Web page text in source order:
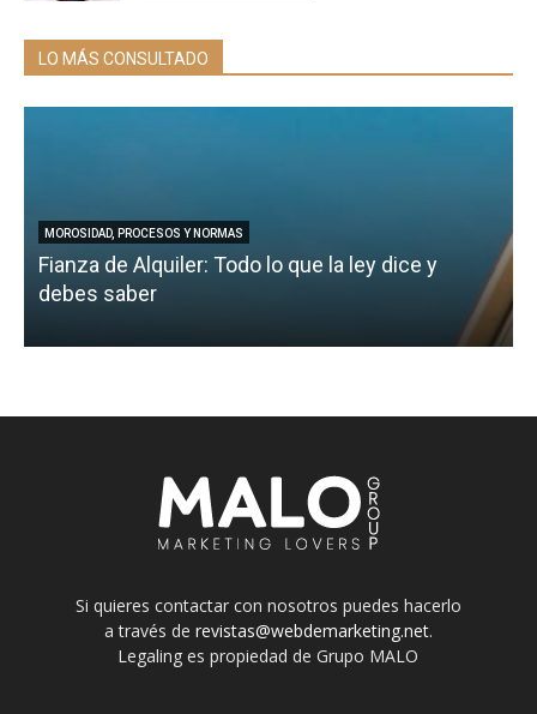
LO MÁS CONSULTADO
MOROSIDAD, PROCESOS Y NORMAS
Fianza de Alquiler: Todo lo que la ley dice y
debes saber
Si quieres contactar con nosotros puedes hacerlo
a través de revistas@webdemarketing.net.
Legaling es propiedad de Grupo MALO